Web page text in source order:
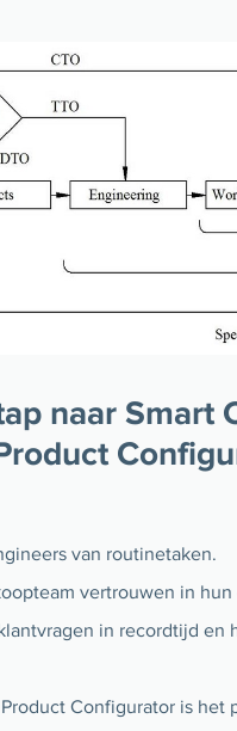
naar Smart
van routinetaken.
vertrouwen in
in recordtijd en
Product Configurator is